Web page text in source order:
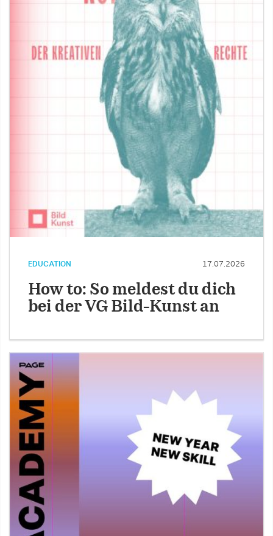
EDUCATION 17.07.2026
How to: So meldest du dich
bei der VG Bild-Kunst an